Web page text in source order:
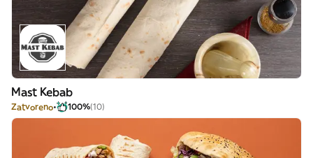
Mast Kebab
Zatvoreno 100%(10)